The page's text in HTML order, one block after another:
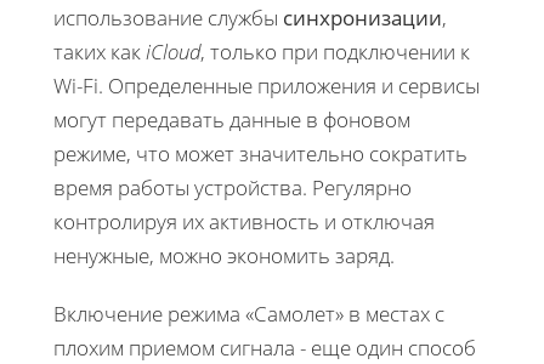
использование службы синхронизации,
таких какiCloud, только при подключении к
Wi-Fi. Определенные приложения и сервисы
могут передавать данные в фоновом
режиме, что может значительно сократить
время работы устройства. Регулярно
контролируя их активность и отключая
ненужные, можно экономить заряд.
Включение режима «Самолет» в местах с
плохим приемом сигнала - еще один способ